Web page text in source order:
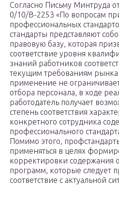
Согласно Письму Минтруда
0/10/В-2253 «По вопросам
профессиональных
стандарты представляют
правовую базу, которая
соответствие уровня
знаний работников
текущим требованиям рынка
применение не
отбора персонала, в ходе
работодатель получает
степень соответствия
конкретного сотрудника
профессионального
Помимо этого,
применяться в целях
корректировки содержания
программ, которые следует
соответствие с актуальной